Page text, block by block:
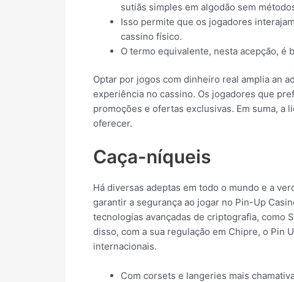
sutiãs simples em algodão sem
Isso permite que os jogadores
cassino físico.
O termo equivalente, nesta acepção, é
Optar por jogos com dinheiro real amplia an
experiência no cassino. Os jogadores que
promoções e ofertas exclusivas. Em suma, a
oferecer.
Caça-níqueis
Há diversas adeptas em todo o mundo e a
garantir a segurança ao jogar no Pin-Up
tecnologias avançadas de criptografia, como
disso, com a sua regulação em Chipre, o Pin
internacionais.
Com corsets e langeries mais